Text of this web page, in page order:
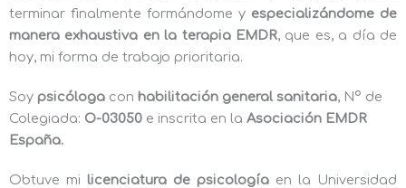
terminar finalmente formándome y especializándome de
manera exhaustiva en la terapia EMDR, que es, a día de
hoy, mi forma de trabajo prioritaria.
Soy psicóloga con habilitación general sanitaria, Nº de
Colegiada: O-03050 e inscrita en la Asociación EMDR
España.
Obtuve mi licenciatura de psicología en la Universidad